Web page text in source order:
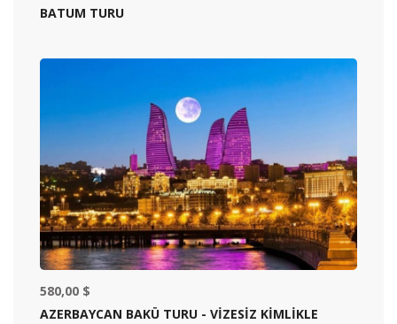
BATUM TURU
580,00 $
AZERBAYCAN BAKÜ TURU - VİZESİZ KİMLİKLE